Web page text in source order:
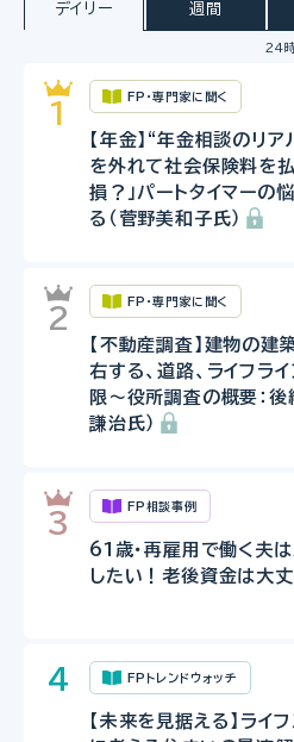
デイリー 週間
24時
FP・専門家に聞く
【年金】“年金相談のリ
を外れて社会保険料を
損？」パートタイマーの
る（菅野美和子氏）
FP・専門家に聞く
【不動産調査】建物の建
右する、道路、ライフライ
限～役所調査の概要：後
謙治氏）
FP相談事例
61歳・再雇用で働く夫は
したい！老後資金は大
FPトレンドウォッチ
【未来を見据える】ライ